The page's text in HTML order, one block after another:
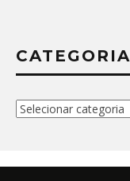
Categorias